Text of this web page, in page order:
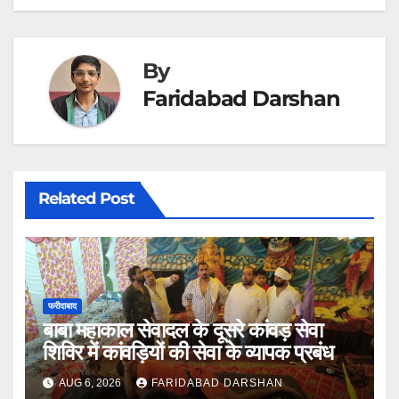
By
Faridabad Darshan
Related Post
फरीदाबाद
बाबा महाकाल सेवादल के दूसरे कांवड़ सेवा
शिविर में कांवड़ियों की सेवा के व्यापक प्रबंध
AUG 6, 2026 FARIDABAD DARSHAN